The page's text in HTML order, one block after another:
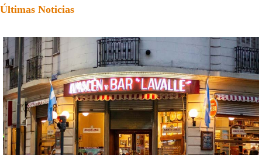
Últimas Noticias